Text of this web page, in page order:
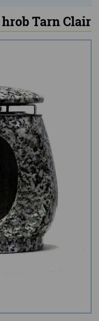
stolky
kamene
Tarn Clair